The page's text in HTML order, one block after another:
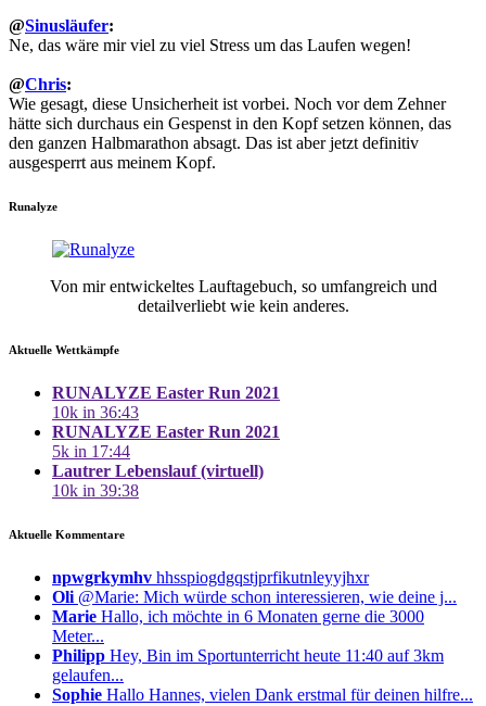
@Sinusläufer:
Ne, das wäre mir viel zu viel Stress um das Laufen wegen!
@Chris:
Wie gesagt, diese Unsicherheit ist vorbei. Noch vor dem Zehner
hätte sich durchaus ein Gespenst in den Kopf setzen können, das
den ganzen Halbmarathon absagt. Das ist aber jetzt definitiv
ausgesperrt aus meinem Kopf.
Runalyze
Von mir entwickeltes Lauftagebuch, so umfangreich und
detailverliebt wie kein anderes.
Aktuelle Wettkämpfe
RUNALYZE Easter Run 2021
10k in 36:43
RUNALYZE Easter Run 2021
5k in 17:44
Lautrer Lebenslauf (virtuell)
10k in 39:38
Aktuelle Kommentare
npwgrkymhv hhsspiogdgqstjprfikutnleyyjhxr
Oli @Marie: Mich würde schon interessieren, wie deine j...
Marie Hallo, ich möchte in 6 Monaten gerne die 3000
Meter...
Philipp Hey, Bin im Sportunterricht heute 11:40 auf 3km
gelaufen...
Sophie Hallo Hannes, vielen Dank erstmal für deinen hilfre...